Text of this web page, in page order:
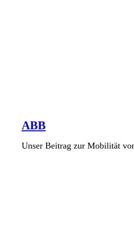
ABB
Unser Beitrag zur Mobilität